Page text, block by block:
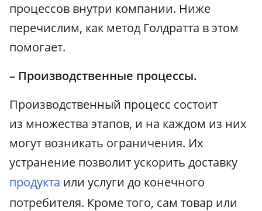
процессов внутри компании. Ниже
перечислим, как метод Голдратта в этом
помогает.
– Производственные процессы.
Производственный процесс состоит
из множества этапов, и на каждом из них
могут возникать ограничения. Их
устранение позволит ускорить доставку
продукта или услуги до конечного
потребителя. Кроме того, сам товар или